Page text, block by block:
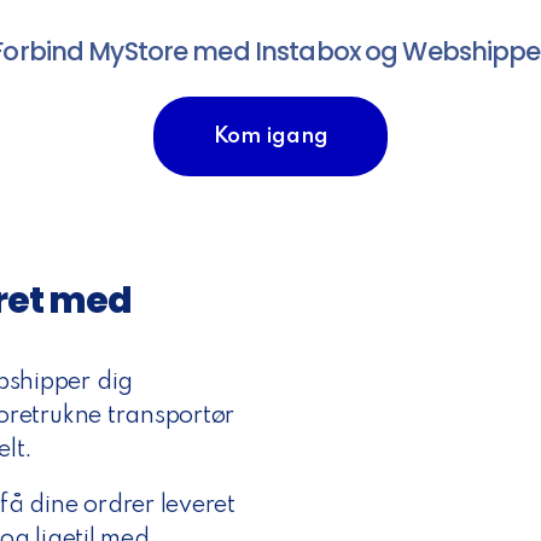
MyStore med Instabox og
Kom igang
med
dig
transportør
dine ordrer leveret